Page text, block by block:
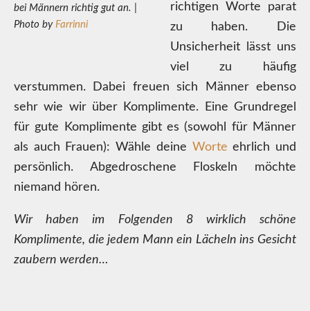
bei Männern richtig gut an. |
Photo by Farrinni
richtigen Worte parat
zu haben. Die
Unsicherheit lässt uns
viel zu häufig
verstummen. Dabei freuen sich Männer ebenso
sehr wie wir über Komplimente. Eine Grundregel
für gute Komplimente gibt es (sowohl für Männer
als auch Frauen): Wähle deine Worte ehrlich und
persönlich. Abgedroschene Floskeln möchte
niemand hören.
Wir haben im Folgenden 8 wirklich schöne
Komplimente, die jedem Mann ein Lächeln ins Gesicht
zaubern werden…